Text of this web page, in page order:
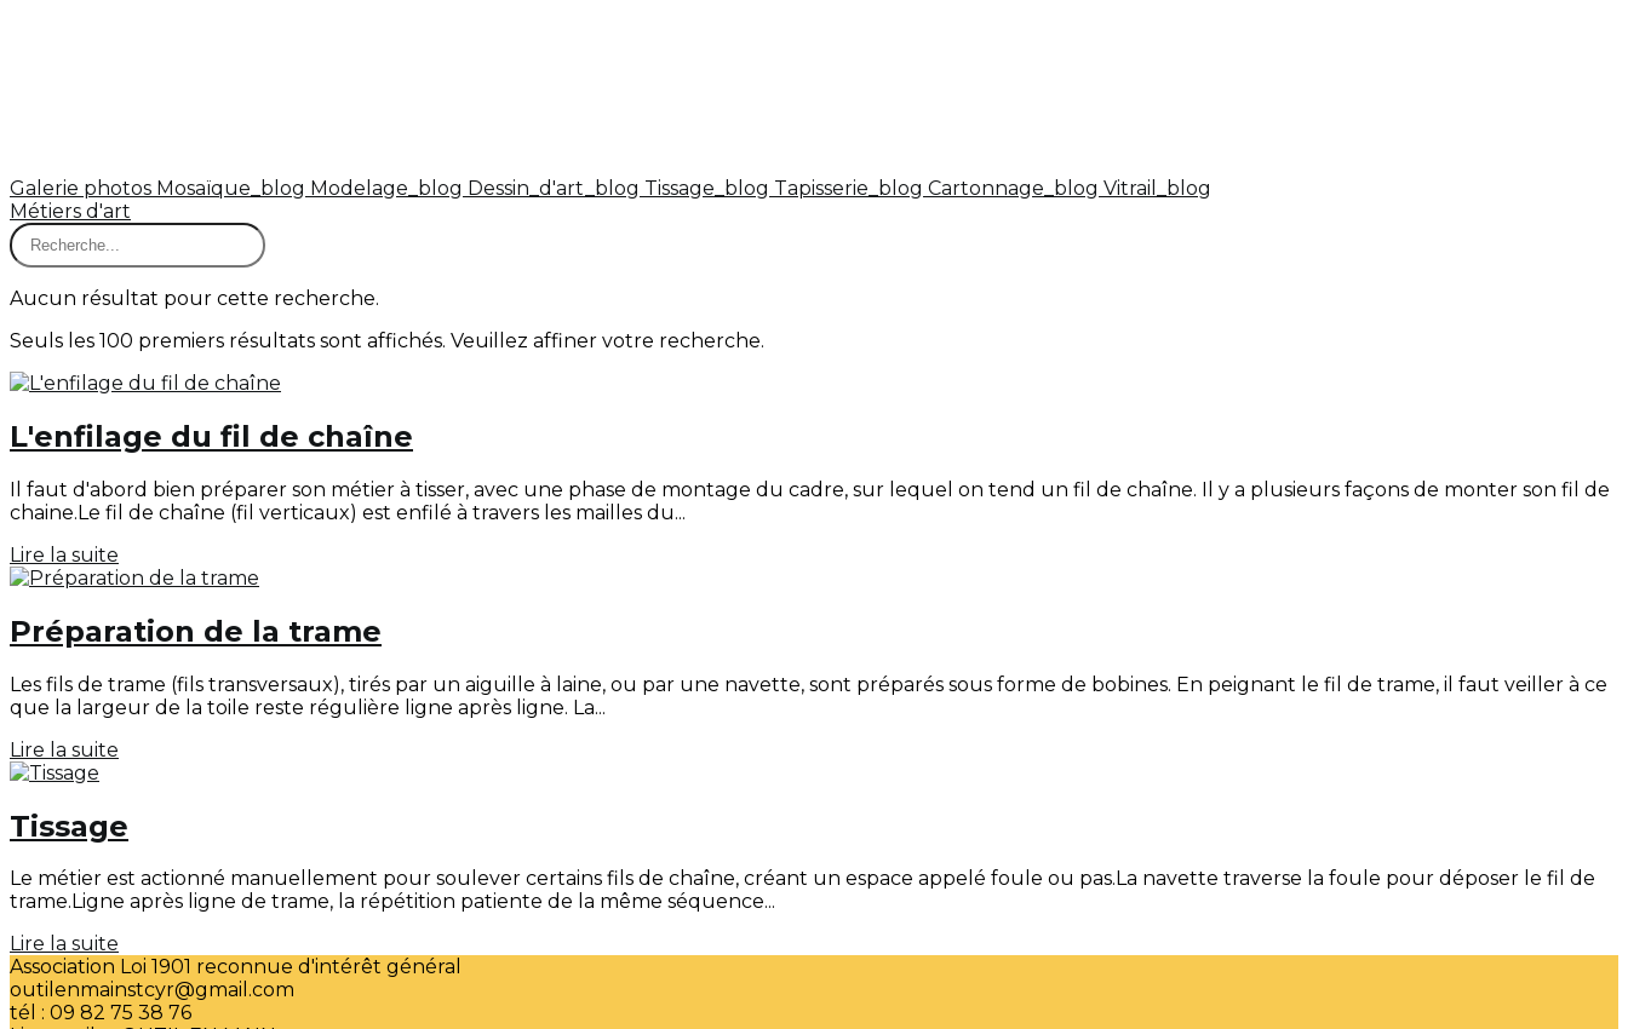
Galerie photos Mosaïque_blog Modelage_blog Dessin_d'art_blog Tissage_blog Tapisserie_blog Cartonnage_blog Vitrail_blog
Métiers d'art
Aucun résultat pour cette recherche.
Seuls les 100 premiers résultats sont affichés. Veuillez affiner votre recherche.
L'enfilage du fil de chaîne
Il faut d'abord bien préparer son métier à tisser, avec une phase de montage du cadre, sur lequel on tend un fil de chaîne. Il y a plusieurs façons de monter son fil de
chaine.Le fil de chaîne (fil verticaux) est enfilé à travers les mailles du...
Lire la suite
Préparation de la trame
Les fils de trame (fils transversaux), tirés par un aiguille à laine, ou par une navette, sont préparés sous forme de bobines. En peignant le fil de trame, il faut veiller à ce
que la largeur de la toile reste régulière ligne après ligne. La...
Lire la suite
Tissage
Le métier est actionné manuellement pour soulever certains fils de chaîne, créant un espace appelé foule ou pas.La navette traverse la foule pour déposer le fil de
trame.Ligne après ligne de trame, la répétition patiente de la même séquence...
Lire la suite
Association Loi 1901 reconnue d'intérêt général
outilenmainstcyr@gmail.com
tél : 09 82 75 38 76